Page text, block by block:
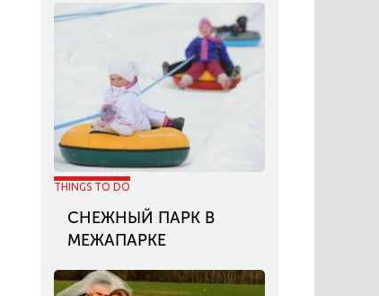
THINGS TO DO
СНЕЖНЫЙ ПАРК В
МЕЖАПАРКЕ